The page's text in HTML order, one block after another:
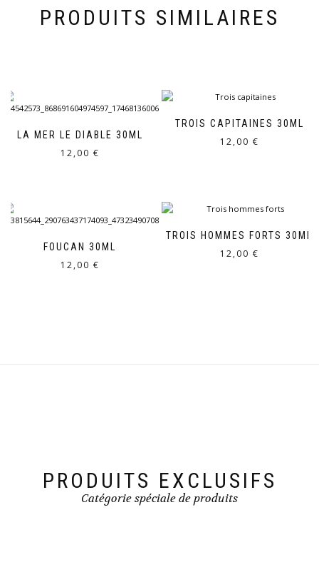
PRODUITS SIMILAIRES
LA MER LE DIABLE 30ML
12,00 €
TROIS CAPITAINES 30ML
12,00 €
FOUCAN 30ML
12,00 €
TROIS HOMMES FORTS 30ML
12,00 €
PRODUITS EXCLUSIFS
Catégorie spéciale de produits